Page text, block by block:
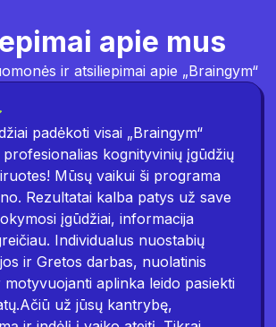
apie mus
ir atsiliepimai apie „Braingym“
padėkoti visai „Braingym“
kognityvinių įgūdžių
Mūsų vaikui ši programa
Rezultatai kalba patys už save
įgūdžiai, informacija
Individualus nuostabių
ir Gretos darbas, nuolatinis
motyvuojanti aplinka leido pasiekti
už jūsų kantrybę,